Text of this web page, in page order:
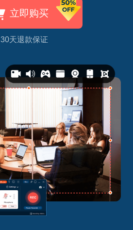
立即购买
30天退款保证